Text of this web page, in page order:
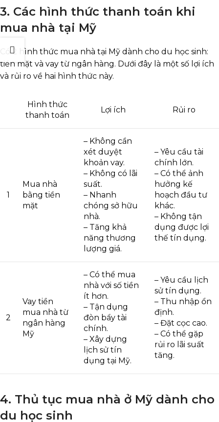
3. Các hình thức thanh toán khi
mua nhà tại Mỹ
Có 2 hình thức mua nhà tại Mỹ dành cho du học sinh:
tiền mặt và vay từ ngân hàng. Dưới đây là một số lợi ích
và rủi ro về hai hình thức này.
Hình thức
thanh toán
Lợi ích Rủi ro
1
Mua nhà
bằng tiền
mặt
– Không cần
xét duyệt
khoản vay.
– Không có lãi
suất.
– Nhanh
chóng sở hữu
nhà.
– Tăng khả
năng thương
lượng giá.
– Yêu cầu tài
chính lớn.
– Có thể ảnh
hưởng kế
hoạch đầu tư
khác.
– Không tận
dụng được lợi
thế tín dụng.
2
Vay tiền
mua nhà từ
ngân hàng
Mỹ
– Có thể mua
nhà với số tiền
ít hơn.
– Tận dụng
đòn bẩy tài
chính.
– Xây dựng
lịch sử tín
dụng tại Mỹ.
– Yêu cầu lịch
sử tín dụng.
– Thu nhập ổn
định.
– Đặt cọc cao.
– Có thể gặp
rủi ro lãi suất
tăng.
4. Thủ tục mua nhà ở Mỹ dành cho
du học sinh